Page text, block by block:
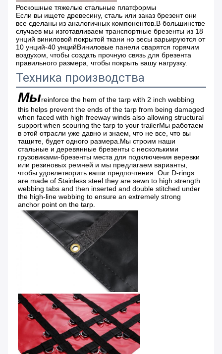
Роскошные тяжелые стальные платформы
Если вы ищете древесину, сталь или заказ брезент они
все сделаны из аналогичных компонентов.В большинстве
случаев мы изготавливаем транспортные брезенты из 18
унций виниловой покрытой ткани но весы варьируются от
10 унций-40 унцийВиниловые панели сварятся горячим
воздухом, чтобы создать прочную связь для брезента
правильного размера, чтобы покрыть вашу нагрузку.
Техника производства
Мыreinforce the hem of the tarp with 2 inch webbing
this helps prevent the ends of the tarp from being damaged
when faced with high freeway winds also allowing structural
support when scouring the tarp to your trailerМы работаем
в этой отрасли уже давно и знаем, что не все, что вы
тащите, будет одного размера.Мы строим наши
стальные и деревянные брезенты с несколькими
грузовиками-брезенты места для подключения веревки
или резиновых ремней и мы предлагаем варианты,
чтобы удовлетворить ваши предпочтения. Our D-rings
are made of Stainless steel they are sewn to high strength
webbing tabs and then inserted and double stitched under
the high-line webbing to ensure an extremely strong
anchor point on the tarp.